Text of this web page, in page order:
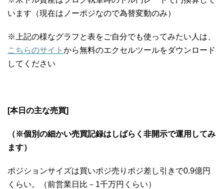
います（現在はノーポジなので為替変動のみ）
※上記の様なグラフと表をご自分でも使ってみたい人は、
こちらのサイト から無料のエクセルツールをダウンロード
してください
[本日の主な売買]
（※個別の細かい売買記録はしばらく非開示で運用してみ
ます）
ポジションサイズは買いポジ売りポジ差し引きで0.9億円
くらい。（前営業日比－1千万円くらい）